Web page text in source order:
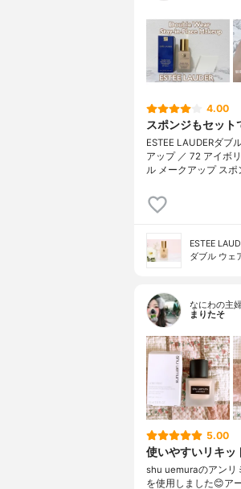
4.00
スポンジもセット
ESTEE LAUDERダブ
アップ ／ 72 アイボ
ル メークアップ ス
ESTEE
ダブル ウェ
なにわの主
まりたそ
5.00
使いやすいリキッ
shu uemuraのアンリ
を使用しました😊ア